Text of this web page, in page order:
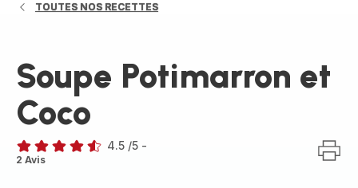
TOUTES NOS RECETTES
Soupe Potimarron et
Coco
ratings.4.5
4.5 /5 -
2 Avis